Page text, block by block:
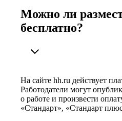
Можно ли
бесплатно?
На сайте hh.ru действует
Работодатели могут
о работе и произвести
«Стандарт», «Стандарт